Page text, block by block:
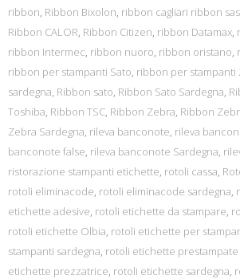
ribbon, Ribbon Bixolon, ribbon cagliari ribbon
Ribbon CALOR, Ribbon Citizen, ribbon Datamax,
ribbon Intermec, ribbon nuoro, ribbon oristano,
ribbon per stampanti Sato, ribbon per stampanti
sardegna, Ribbon sato, Ribbon Sato Sardegna,
Toshiba, Ribbon TSC, Ribbon Zebra, Ribbon
Zebra Sardegna, rileva banconote, rileva
banconote false, rileva banconote Sardegna,
ristorazione stampanti etichette, rotoli cassa,
rotoli eliminacode, rotoli eliminacode sardegna,
etichette adesive, rotoli etichette da stampare,
rotoli etichette Olbia, rotoli etichette per
stampanti sardegna, rotoli etichette prestampate
etichette prezzatrice, rotoli etichette sardegna,